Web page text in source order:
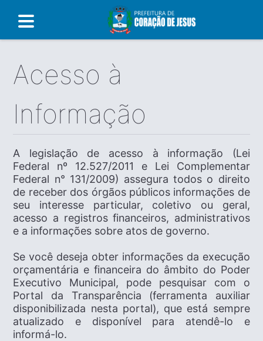
Acesso à
Informação
A legislação de acesso à informação (Lei
Federal nº 12.527/2011 e Lei Complementar
Federal n° 131/2009) assegura todos o direito
de receber dos órgãos públicos informações de
seu interesse particular, coletivo ou geral,
acesso a registros financeiros, administrativos
e a informações sobre atos de governo.
Se você deseja obter informações da execução
orçamentária e financeira do âmbito do Poder
Executivo Municipal, pode pesquisar com o
Portal da Transparência (ferramenta auxiliar
disponibilizada nesta portal), que está sempre
atualizado e disponível para atendê-lo e
informá-lo.